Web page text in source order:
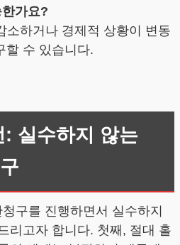
가요?
소하거나 경제적 상황이 변동
할 수 있습니다.
: 실수하지 않는
구를 진행하면서 실수하지
리고자 합니다. 첫째, 절대 홀